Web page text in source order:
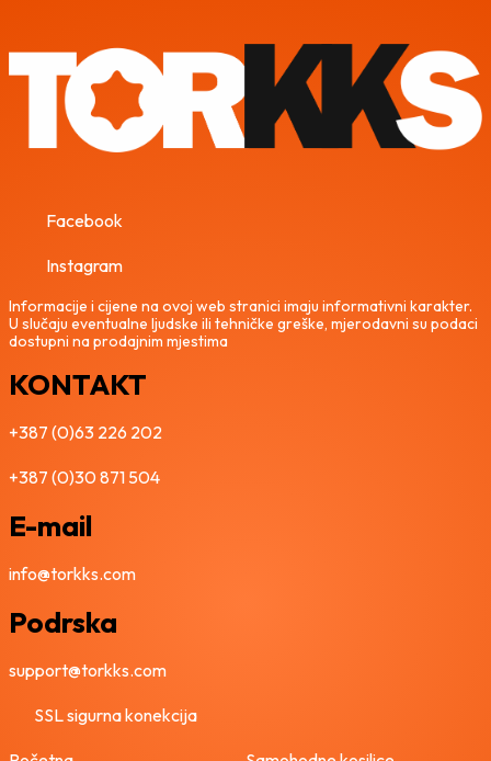
Facebook
Instagram
Informacije i cijene na ovoj web stranici imaju informativni karakter.
U slučaju eventualne ljudske ili tehničke greške, mjerodavni su podaci
dostupni na prodajnim mjestima
KONTAKT
+387 (0)63 226 202
+387 (0)30 871 504
E-mail
info@torkks.com
Podrska
support@torkks.com
SSL sigurna konekcija